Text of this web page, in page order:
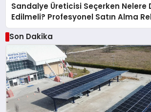
Sandalye Üreticisi Seçerken Nelere
Edilmeli? Profesyonel Satın Alma
Son Dakika